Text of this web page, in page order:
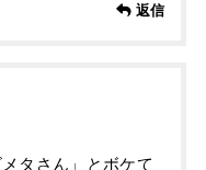
返信
タさん」とボケて